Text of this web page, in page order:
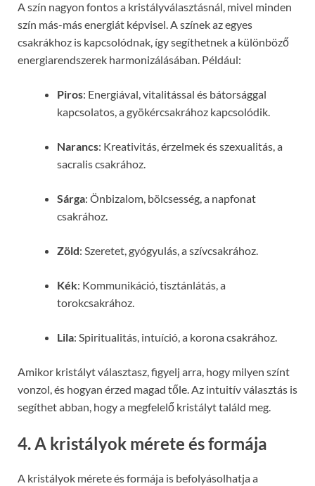
A szín nagyon fontos a kristályválasztásnál, mivel minden
szín más-más energiát képvisel. A színek az egyes
csakrákhoz is kapcsolódnak, így segíthetnek a különböző
energiarendszerek harmonizálásában. Például:
Piros: Energiával, vitalitással és bátorsággal
kapcsolatos, a gyökércsakrához kapcsolódik.
Narancs: Kreativitás, érzelmek és szexualitás, a
sacralis csakrához.
Sárga: Önbizalom, bölcsesség, a napfonat
csakrához.
Zöld: Szeretet, gyógyulás, a szívcsakrához.
Kék: Kommunikáció, tisztánlátás, a
torokcsakrához.
Lila: Spiritualitás, intuíció, a korona csakrához.
Amikor kristályt választasz, figyelj arra, hogy milyen színt
vonzol, és hogyan érzed magad tőle. Az intuitív választás is
segíthet abban, hogy a megfelelő kristályt találd meg.
4. A kristályok mérete és formája
A kristályok mérete és formája is befolyásolhatja a